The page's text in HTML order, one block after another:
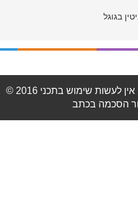
בגוגל
© 2016 כל הזכויות שמורות לבעלי האתר. אין לעשות שימוש בתכני
הסכמה בכתב